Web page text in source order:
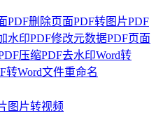
PDF删除页面PDF转图片PDF
水印PDF修改元数据PDF页面
压缩PDF去水印Word转
转Word文件重命名
图片转视频